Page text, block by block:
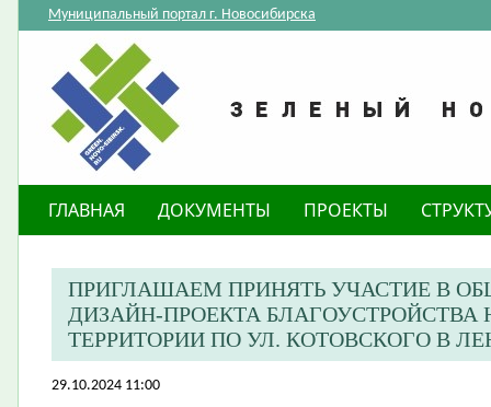
Муниципальный портал г. Новосибирска
ГЛАВНАЯ ДОКУМЕНТЫ ПРОЕКТЫ
ПРИГЛАШАЕМ ПРИНЯТЬ УЧАСТИЕ В
ДИЗАЙН-ПРОЕКТА
ТЕРРИТОРИИ ПО УЛ. КОТОВСКОГО В
29.10.2024 11:00